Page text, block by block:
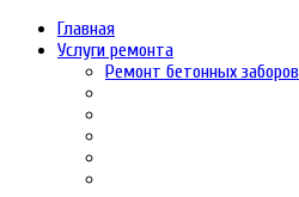
Главная
Услуги ремонта
Ремонт бетонных заборов